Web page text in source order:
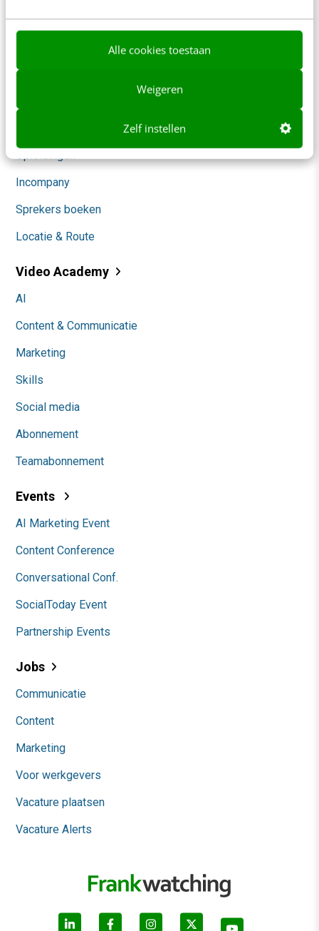
Alle cookies toestaan
Weigeren
Zelf instellen
Agenda
Incompany
Sprekers boeken
Locatie & Route
Video Academy
AI
Content & Communicatie
Marketing
Skills
Social media
Abonnement
Teamabonnement
Events
AI Marketing Event
Content Conference
Conversational Conf.
SocialToday Event
Partnership Events
Jobs
Communicatie
Content
Marketing
Voor werkgevers
Vacature plaatsen
Vacature Alerts